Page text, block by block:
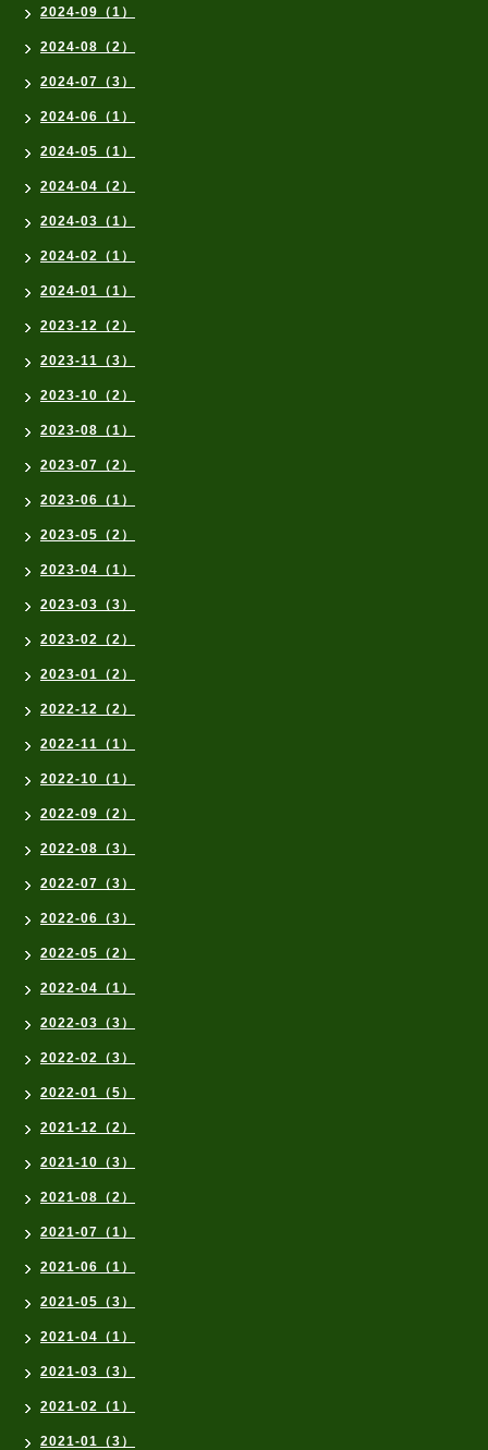
2024-09（1）
2024-08（2）
2024-07（3）
2024-06（1）
2024-05（1）
2024-04（2）
2024-03（1）
2024-02（1）
2024-01（1）
2023-12（2）
2023-11（3）
2023-10（2）
2023-08（1）
2023-07（2）
2023-06（1）
2023-05（2）
2023-04（1）
2023-03（3）
2023-02（2）
2023-01（2）
2022-12（2）
2022-11（1）
2022-10（1）
2022-09（2）
2022-08（3）
2022-07（3）
2022-06（3）
2022-05（2）
2022-04（1）
2022-03（3）
2022-02（3）
2022-01（5）
2021-12（2）
2021-10（3）
2021-08（2）
2021-07（1）
2021-06（1）
2021-05（3）
2021-04（1）
2021-03（3）
2021-02（1）
2021-01（3）